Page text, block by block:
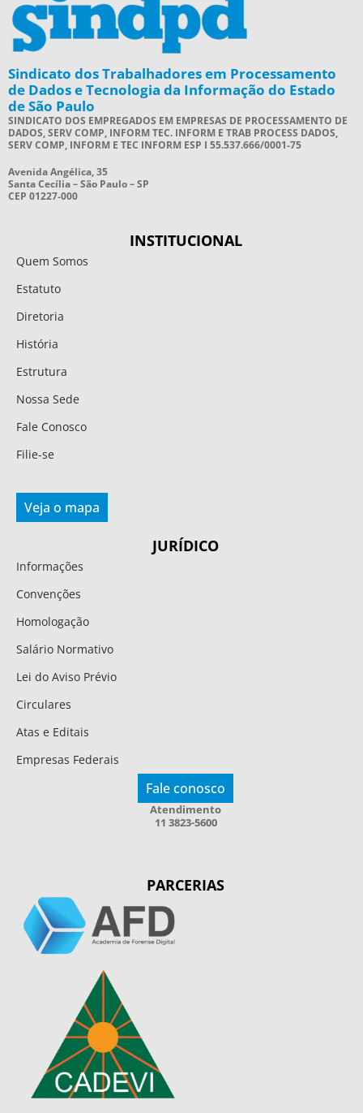
Sindicato dos Trabalhadores em Processamento
de Dados e Tecnologia da Informação do Estado
de São Paulo
SINDICATO DOS EMPREGADOS EM EMPRESAS DE PROCESSAMENTO DE
DADOS, SERV COMP, INFORM TEC. INFORM E TRAB PROCESS DADOS,
SERV COMP, INFORM E TEC INFORM ESP I 55.537.666/0001-75
Avenida Angélica, 35
Santa Cecília – São Paulo – SP
CEP 01227-000
INSTITUCIONAL
Quem Somos
Estatuto
Diretoria
História
Estrutura
Nossa Sede
Fale Conosco
Filie-se
Veja o mapa
JURÍDICO
Informações
Convenções
Homologação
Salário Normativo
Lei do Aviso Prévio
Circulares
Atas e Editais
Empresas Federais
Fale conosco
Atendimento
11 3823-5600
PARCERIAS